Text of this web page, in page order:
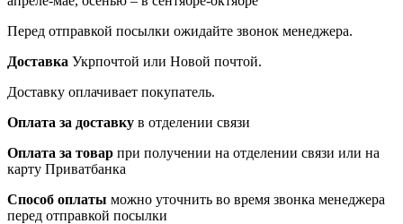
Перед отправкой посылки ожидайте звонок менеджера.
Доставка Укрпочтой или Новой почтой.
Доставку оплачивает покупатель.
Оплата за доставку в отделении связи
Оплата за товар при получении на отделении связи или на
карту Приватбанка
Способ оплаты можно уточнить во время звонка менеджера
перед отправкой посылки